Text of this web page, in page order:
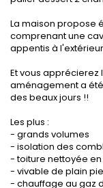
La maison propose
comprenant une
appentis à
Et vous apprécierez
aménagement a
des beaux jours !!
Les plus :
- grands volumes
- isolation des
- toiture nettoyée en
- vivable de plain
- chauffage au gaz